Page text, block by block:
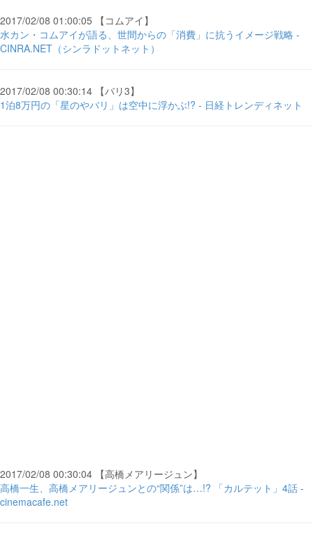
2017/02/08 01:00:05 【コムアイ】
水カン・コムアイが語る、世間からの「消費」に抗うイメージ戦略 -
CINRA.NET（シンラドットネット）
2017/02/08 00:30:14 【バリ3】
1泊8万円の「星のやバリ」は空中に浮かぶ!? - 日経トレンディネット
2017/02/08 00:30:04 【高橋メアリージュン】
高橋一生、高橋メアリージュンとの“関係”は…!? 「カルテット」4話 -
cinemacafe.net